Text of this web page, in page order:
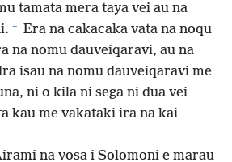
tamata mera taya vei au na
+ Era na cakacaka vata na noqu
na nomu dauveiqaravi, au na
isau na nomu dauveiqaravi me
ni o kila ni sega ni dua vei
kau me vakataki ira na kai
na vosa i Solomoni e marau